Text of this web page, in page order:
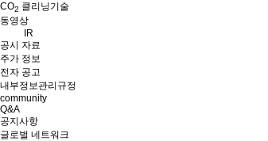
CO2 클리닝기술
동영상
IR
공시 자료
주가 정보
전자 공고
내부정보관리규정
community
Q&A
공지사항
글로벌 네트워크